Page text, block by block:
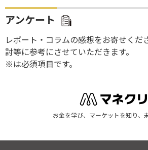
アンケート
レポート・コラムの感想をお寄せくだ
討等に参考にさせていただきます。
※は必須項目です。
お金を学び、マーケットを知り、